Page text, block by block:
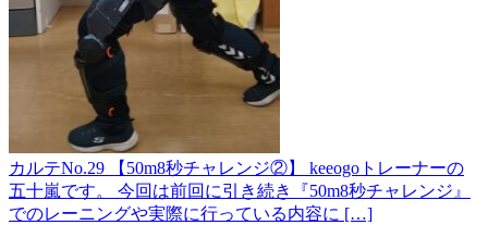
カルテNo.29 【50m8秒チャレンジ②】
keeogoトレーナーの
五十嵐です。 今回は前回に引き続き『50m8秒チャレンジ』
でのレーニングや実際に行っている内容に […]